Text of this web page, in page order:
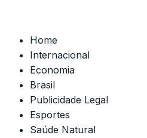
Home
Internacional
Economia
Brasil
Publicidade Legal
Esportes
Saúde Natural